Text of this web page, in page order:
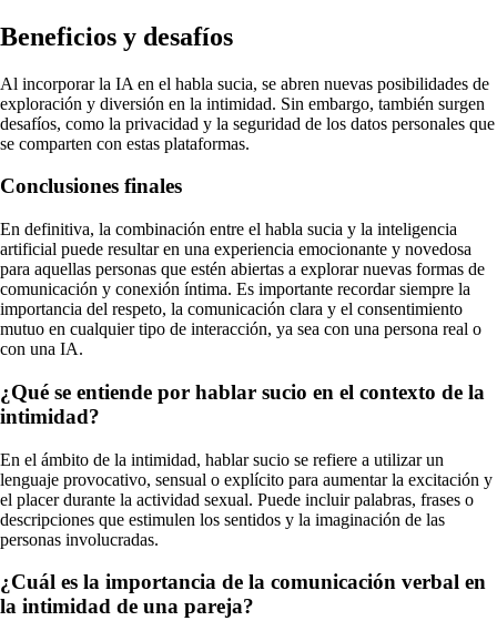
Beneficios y desafíos
Al incorporar la IA en el habla sucia, se abren nuevas posibilidades de
exploración y diversión en la intimidad. Sin embargo, también surgen
desafíos, como la privacidad y la seguridad de los datos personales que
se comparten con estas plataformas.
Conclusiones finales
En definitiva, la combinación entre el habla sucia y la inteligencia
artificial puede resultar en una experiencia emocionante y novedosa
para aquellas personas que estén abiertas a explorar nuevas formas de
comunicación y conexión íntima. Es importante recordar siempre la
importancia del respeto, la comunicación clara y el consentimiento
mutuo en cualquier tipo de interacción, ya sea con una persona real o
con una IA.
¿Qué se entiende por hablar sucio en el contexto de la
intimidad?
En el ámbito de la intimidad, hablar sucio se refiere a utilizar un
lenguaje provocativo, sensual o explícito para aumentar la excitación y
el placer durante la actividad sexual. Puede incluir palabras, frases o
descripciones que estimulen los sentidos y la imaginación de las
personas involucradas.
¿Cuál es la importancia de la comunicación verbal en
la intimidad de una pareja?